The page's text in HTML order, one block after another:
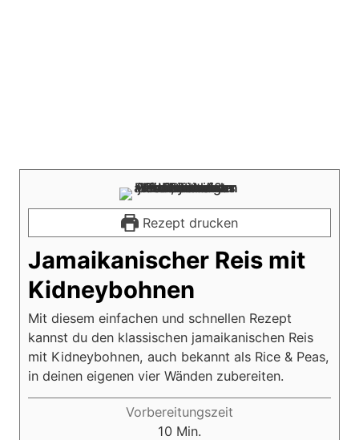
Rezept drucken
Jamaikanischer Reis mit
Kidneybohnen
Mit diesem einfachen und schnellen Rezept
kannst du den klassischen jamaikanischen Reis
mit Kidneybohnen, auch bekannt als Rice & Peas,
in deinen eigenen vier Wänden zubereiten.
Vorbereitungszeit
10 M
Min.